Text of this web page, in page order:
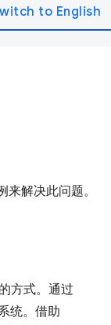
解决此问题。
方式。通过
统。借助